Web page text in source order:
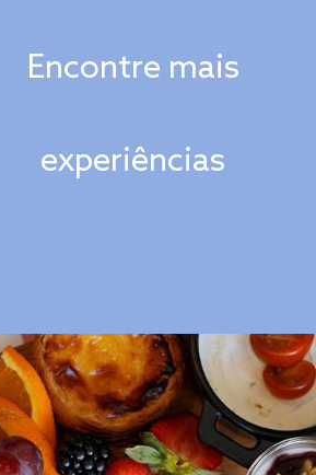
Encontre mais
experiências